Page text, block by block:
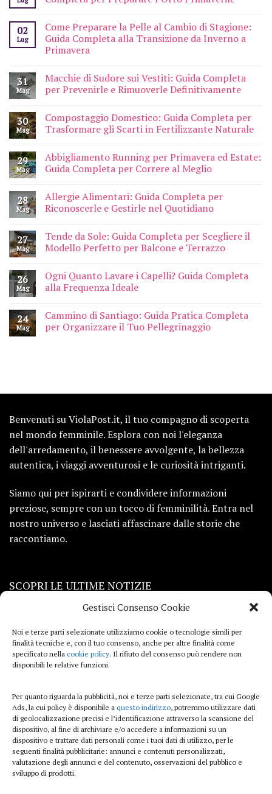
Gestisci Consenso Cookie
Noi e terze parti selezionate utilizziamo cookie o tecnologie simili per
finalità tecniche e, con il tuo consenso, anche per altre finalità come
specificato nella cookie policy. Il rifiuto del consenso può rendere non
disponibili le relative funzioni.
Per quanto riguarda la pubblicità, noi e terze parti selezionate, tra cui Google
Ads, la cui policy è disponibile a questo indirizzo, potremmo utilizzare dati
di geolocalizzazione precisi e l’identificazione attraverso la scansione del
dispositivo, al fine di archiviare e/o accedere a informazioni su un
dispositivo e trattare dati personali come i tuoi dati di utilizzo, per le
seguenti finalità pubblicitarie: annunci e contenuti personalizzati,
valutazione degli annunci e del contenuto, osservazioni del pubblico e
sviluppo di prodotti.
02
Lug
Come Preparare la Pelle al Cambio di Stagione:
Guida Completa alla Transizione da Inverno a
Primavera
31
Mag
Macchie di Sudore sui Vestiti: Guida Completa
per Prevenirle e Rimuoverle Definitivamente
30
Mag
Compostaggio Domestico: Guida Completa per
Trasformare gli Scarti in Fertilizzante Naturale
29
Mag
Abbigliamento Running per Primavera ed Estate:
Guida Completa per Correre al Meglio
28
Mag
Allergie Alimentari: Guida Completa per
Riconoscerle e Gestirle nel Quotidiano
27
Mag
Tende da Sole: Guida Completa per Scegliere il
Modello Perfetto per Balcone e Terrazzo
26
Mag
Ogni Quanto Lavare i Capelli? Guida Completa
alla Frequenza Ideale
24
Mag
Cammino di Santiago: Guida Pratica Completa
per Organizzare il Tuo Pellegrinaggio
Benvenuti su ViolaPost.it, il tuo compagno di scoperta
nel mondo femminile. Esplora con noi l'eleganza
dell'arredamento, il benessere avvolgente, la bellezza
autentica, i viaggi avventurosi e le curiosità intriganti.
Siamo qui per ispirarti e condividere informazioni
preziose, sempre con un tocco di femminilità. Entra nel
nostro universo e lasciati affascinare dalle storie che
raccontiamo.
SCOPRI LE ULTIME NOTIZIE
Viaggi
Beauty e benessere
Curiosità
Lifestyle
Sport
iTech